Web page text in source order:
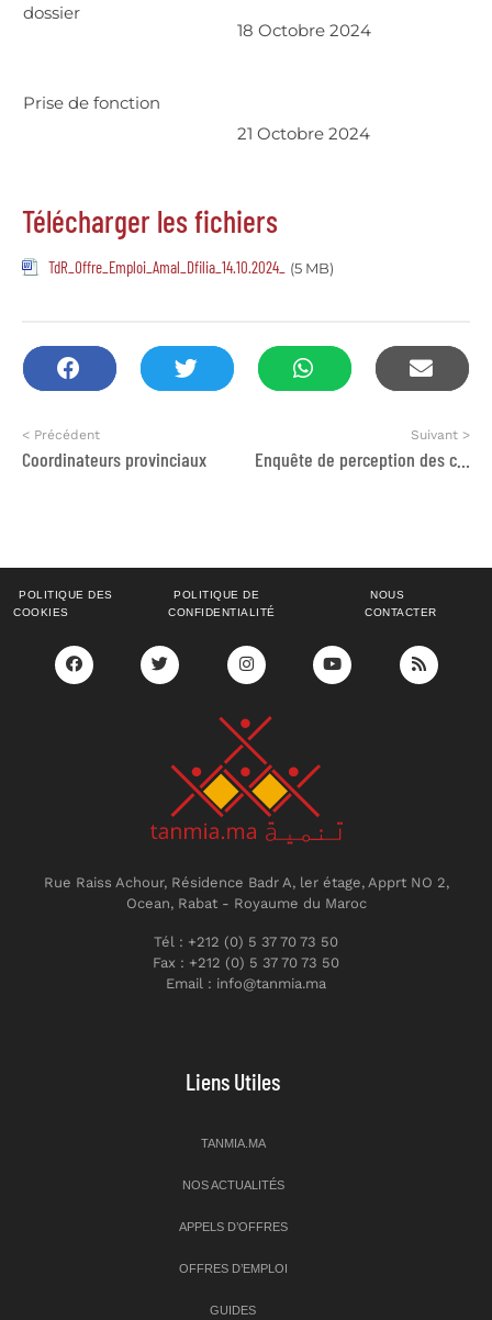
dossier
18 Octobre 2024
Prise de fonction
21 Octobre 2024
Télécharger les fichiers
TdR_Offre_Emploi_Amal_Dfilia_14.10.2024_ (5 MB)
< Précédent
Coordinateurs provinciaux
Suivant >
Enquête de perception des citoyen.ne.s du système pénal, de la prison et de la criminalisation des délits mineurs
POLITIQUE DES
COOKIES
POLITIQUE DE
CONFIDENTIALITÉ
NOUS
CONTACTER
Rue Raiss Achour, Résidence Badr A, ler étage, Apprt NO 2,
Ocean, Rabat - Royaume du Maroc
Tél : +212 (0) 5 37 70 73 50
Fax : +212 (0) 5 37 70 73 50
Email : info@tanmia.ma
Liens Utiles
TANMIA.MA
NOS ACTUALITÉS
APPELS D’OFFRES
OFFRES D’EMPLOI
GUIDES